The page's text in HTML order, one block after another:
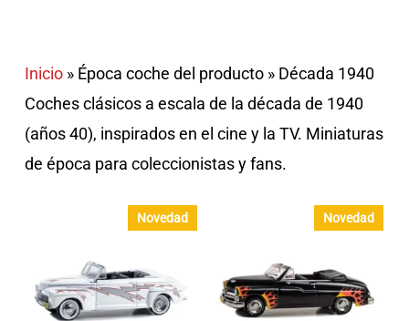
Inicio» Época coche del producto» Década 1940
Coches clásicos a escala de la década de 1940
(años 40), inspirados en el cine y la TV. Miniaturas
de época para coleccionistas y fans.
Novedad Novedad